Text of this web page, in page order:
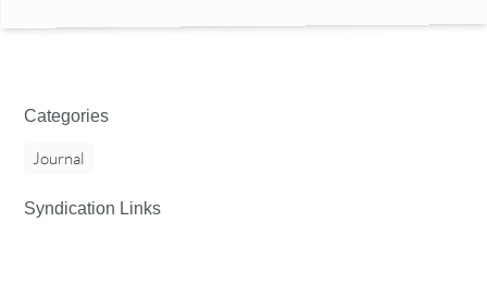
Categories
Journal
Syndication Links